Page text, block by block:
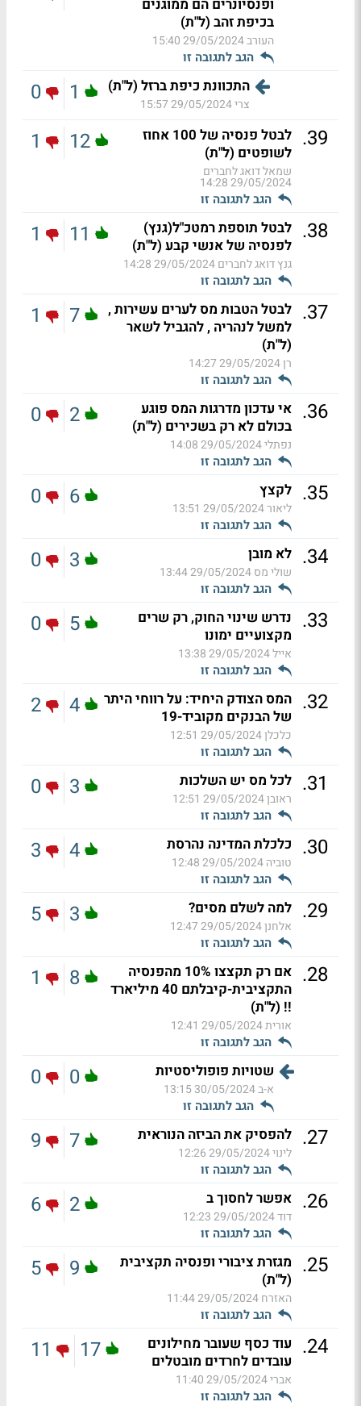
ופנסיונרים הם ממוגנים
בכיפת זהב (ל"ת)
העורב29/05/2024 15:40
הגב לתגובה זו
התכוונת כיפת ברזל (ל"ת)
צרי29/05/2024 15:57
1
0
39
.
לבטל פנסיה של 100 אחוז
לשופטים (ל"ת)
שמאל דואג לחברים
29/05/2024 14:28
הגב לתגובה זו
12
1
38
. לבטל תוספת רמטכ"ל(גנץ)
לפנסיה של אנשי קבע (ל"ת)
גנץ דואג לחברים29/05/2024 14:28
הגב לתגובה זו
11
1
37
. לבטל הטבות מס לערים עשירות ,
למשל לנהריה , להגביל לשאר
(ל"ת)
רן29/05/2024 14:27
הגב לתגובה זו
7
1
36
. אי עדכון מדרגות המס פוגע
בכולם לא רק בשכירים (ל"ת)
נפתלי29/05/2024 14:08
הגב לתגובה זו
2
0
35
. לקצץ
ליאור29/05/2024 13:51
הגב לתגובה זו
6
0
34
. לא מובן
שולי מס29/05/2024 13:44
הגב לתגובה זו
3
0
33
. נדרש שינוי החוק, רק שרים
מקצועיים ימונו
אייל29/05/2024 13:38
הגב לתגובה זו
5
0
32
. המס הצודק היחיד: על רווחי היתר
של הבנקים מקוביד-19
כלכלן29/05/2024 12:51
הגב לתגובה זו
4
2
31
. לכל מס יש השלכות
ראובן29/05/2024 12:51
הגב לתגובה זו
3
0
30
. כלכלת המדינה נהרסת
טוביה29/05/2024 12:48
הגב לתגובה זו
4
3
29
. למה לשלם מסים?
אלחנן29/05/2024 12:47
הגב לתגובה זו
3
5
28
.
אם רק תקצצו 10% מהפנסיה
התקציבית-קיבלתם 40 מיליארד
!! (ל"ת)
אורית29/05/2024 12:41
הגב לתגובה זו
8
1
שטויות פופוליסטיות
א-ב30/05/2024 13:15
הגב לתגובה זו
0
0
27
. להפסיק את הביזה הנוראית
לינוי29/05/2024 12:26
הגב לתגובה זו
7
9
26
. אפשר לחסוך ב
דוד29/05/2024 12:23
הגב לתגובה זו
2
6
25
. מגזרת ציבורי ופנסיה תקציבית
(ל"ת)
האזרח29/05/2024 11:44
הגב לתגובה זו
9
5
24
. עוד כסף שעובר מחילונים
עובדים לחרדים מובטלים
אברי29/05/2024 11:40
הגב לתגובה זו
17
11